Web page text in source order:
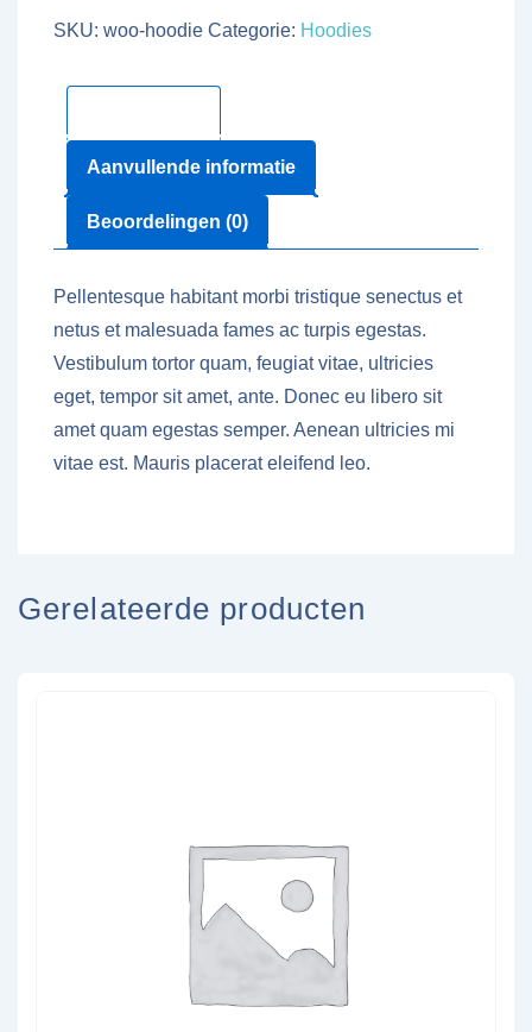
SKU: woo-hoodie Categorie: Hoodies
Aanvullende informatie
Beoordelingen (0)
Pellentesque habitant morbi tristique senectus et
netus et malesuada fames ac turpis egestas.
Vestibulum tortor quam, feugiat vitae, ultricies
eget, tempor sit amet, ante. Donec eu libero sit
amet quam egestas semper. Aenean ultricies mi
vitae est. Mauris placerat eleifend leo.
Gerelateerde producten